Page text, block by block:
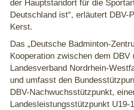
der Hauptstandort für die
Deutschland ist“, erläutert DBV-
Kerst.
Das „Deutsche Badminton-
Kooperation zwischen dem DBV
Landesverband Nordrhein-
und umfasst den
DBV-Nachwuchsstützpunkt,
Landesleistungsstützpunkt U19-